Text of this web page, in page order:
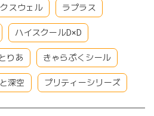
スウェル ラプラス
ハイスクールD×D
りあ きゃらぷくシール
深空 プリティーシリーズ